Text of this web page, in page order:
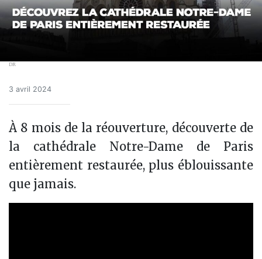
DR
3 avril 2024
À 8 mois de la réouverture, découverte de
la cathédrale Notre-Dame de Paris
entièrement restaurée, plus éblouissante
que jamais.